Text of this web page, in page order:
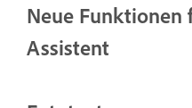
Neue
Assistent